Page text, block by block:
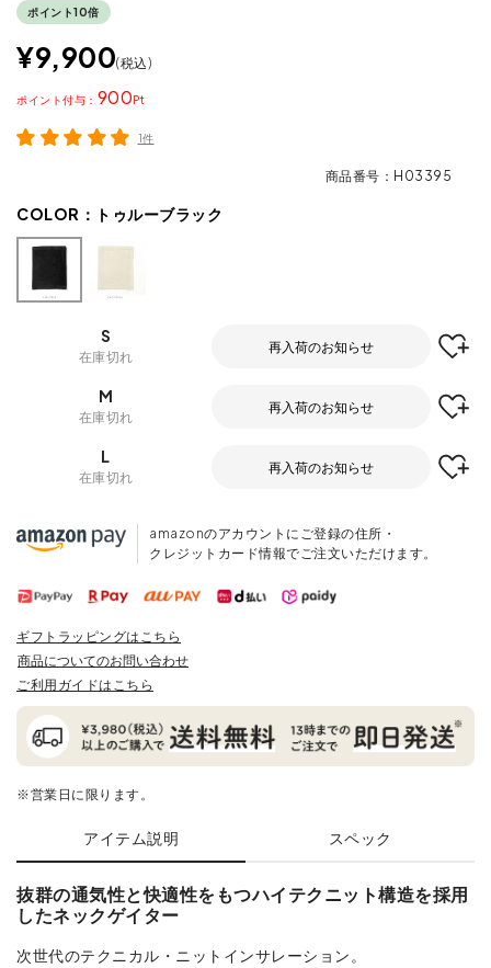
ポイント10倍
¥9,900 税込
900
ポイント
1件
商品番号 H03395
COLOR： トゥルーブラック
S
在庫切れ
再入荷のお知らせ
M
在庫切れ
再入荷のお知らせ
L
在庫切れ
再入荷のお知らせ
amazonのアカウントにご登録の住所・
クレジットカード情報でご注文いただけます。
ギフトラッピングはこちら
商品についてのお問い合わせ
ご利用ガイドはこちら
※営業日に限ります。
アイテム説明 スペック
抜群の通気性と快適性をもつハイテクニット構造を採用
したネックゲイター
次世代のテクニカル・ニットインサレーション。